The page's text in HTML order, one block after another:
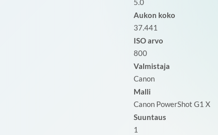
5.0
Aukon koko
37.441
ISO arvo
800
Valmistaja
Canon
Malli
Canon PowerShot G1 X
Suuntaus
1